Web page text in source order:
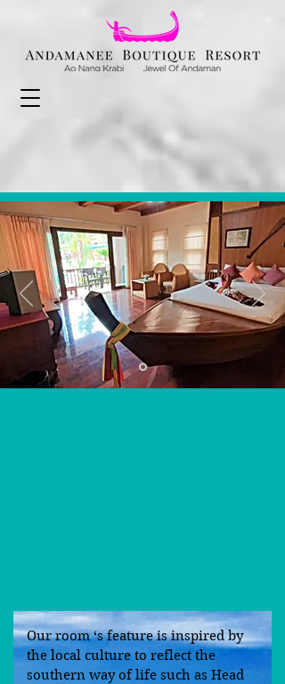
Our room ‘s feature is inspired by
the local culture to reflect the
southern way of life such as Head